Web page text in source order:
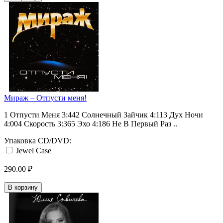
Мираж ‎– Отпусти меня!
1 Отпусти Меня 3:442 Солнечный Зайчик 4:113 Дух Ночи
4:004 Скорость 3:365 Эхо 4:186 Не В Первый Раз ..
Упаковка CD/DVD:
Jewel Case
290.00 ₽
В корзину